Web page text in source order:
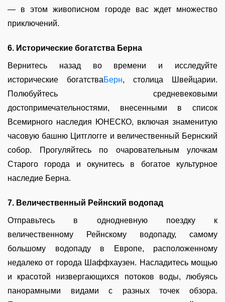
— в этом живописном городе вас ждет множество
приключений.
6. Исторические богатства Берна
Вернитесь назад во времени и исследуйте
исторические богатстваБерн, столица Швейцарии.
Полюбуйтесь средневековыми
достопримечательностями, внесенными в список
Всемирного наследия ЮНЕСКО, включая знаменитую
часовую башню Цитглогге и величественный Бернский
собор. Прогуляйтесь по очаровательным улочкам
Старого города и окунитесь в богатое культурное
наследие Берна.
7. Величественный Рейнский водопад
Отправьтесь в однодневную поездку к
величественному Рейнскому водопаду, самому
большому водопаду в Европе, расположенному
недалеко от города Шаффхаузен. Насладитесь мощью
и красотой низвергающихся потоков воды, любуясь
панорамными видами с разных точек обзора.